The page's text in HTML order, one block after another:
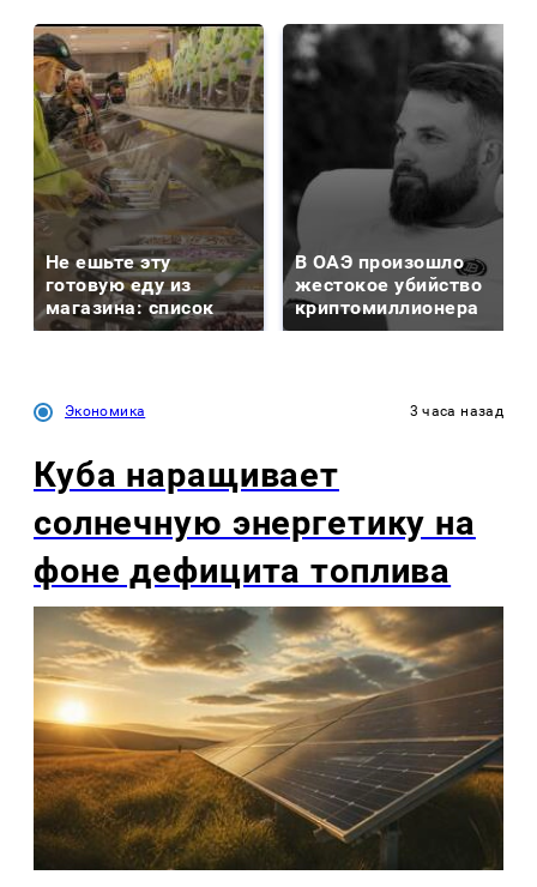
Не ешьте эту
готовую еду из
магазина: список
В ОАЭ произошло
жестокое убийство
криптомиллионера
Экономика 3 часа назад
Куба наращивает
солнечную энергетику на
фоне дефицита топлива